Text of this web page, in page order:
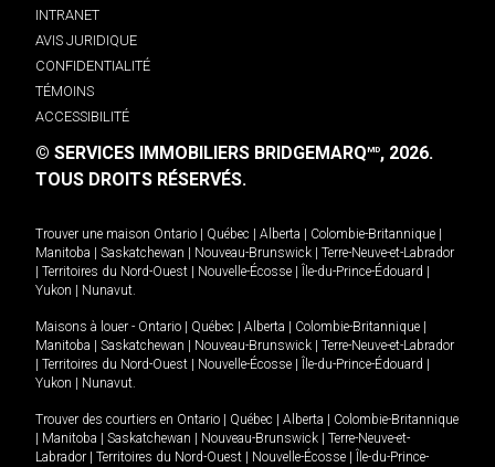
INTRANET
AVIS JURIDIQUE
CONFIDENTIALITÉ
TÉMOINS
ACCESSIBILITÉ
© SERVICES IMMOBILIERS BRIDGEMARQMD, 2026.
TOUS DROITS RÉSERVÉS.
Trouver une maison Ontario Québec Alberta Colombie-Britannique
Manitoba
Saskatchewan Nouveau-Brunswick
Terre-Neuve-et-Labrador
Territoires du Nord-Ouest Nouvelle-Écosse Île-du-Prince-Édouard
Yukon
Nunavut.
Maisons à louer - Ontario Québec Alberta Colombie-Britannique
Manitoba
Saskatchewan Nouveau-Brunswick
Terre-Neuve-et-Labrador
Territoires du Nord-Ouest Nouvelle-Écosse Île-du-Prince-Édouard
Yukon
Nunavut.
Trouver des courtiers en Ontario Québec Alberta
Colombie-Britannique
Manitoba Saskatchewan Nouveau-Brunswick
Terre-Neuve-et-
Labrador
Territoires du Nord-Ouest Nouvelle-Écosse
Île-du-Prince-